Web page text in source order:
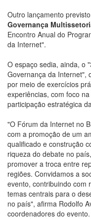
Outro lançamento
Governança
Encontro Anual do
da Internet".
O espaço sedia, ainda, o
Governança da Internet",
por meio de exercícios
experiências, com foco
participação estratégica
"O Fórum da Internet no
com a promoção de um
qualificado e construção
riqueza do debate no
promover a troca entre
regiões. Convidamos a
evento, contribuindo com
temas centrais para o
no país", afirma Rodolfo
coordenadores do evento.